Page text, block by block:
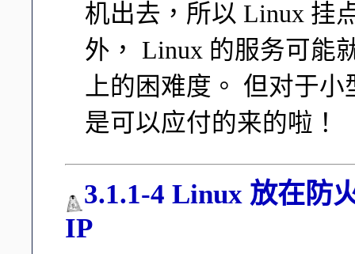
机出去，所以 Linux 挂
外， Linux 的服务可能
上的困难度。 但对于小
是可以应付的来的啦！
3.1.1-4 Linux 放在防
IP